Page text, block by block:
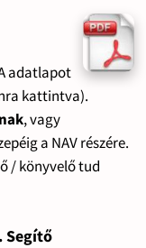
adatlapot
kattintva).
, vagy
a NAV részére.
/ könyvelő tud
Segítő